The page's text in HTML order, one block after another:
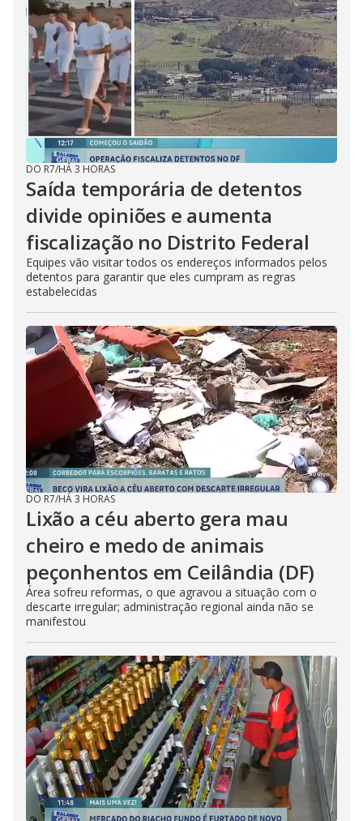
DO R7/HÁ 3 HORAS
Saída temporária de detentos
divide opiniões e aumenta
fiscalização no Distrito Federal
Equipes vão visitar todos os endereços informados pelos
detentos para garantir que eles cumpram as regras
estabelecidas
DO R7/HÁ 3 HORAS
Lixão a céu aberto gera mau
cheiro e medo de animais
peçonhentos em Ceilândia (DF)
Área sofreu reformas, o que agravou a situação com o
descarte irregular; administração regional ainda não se
manifestou